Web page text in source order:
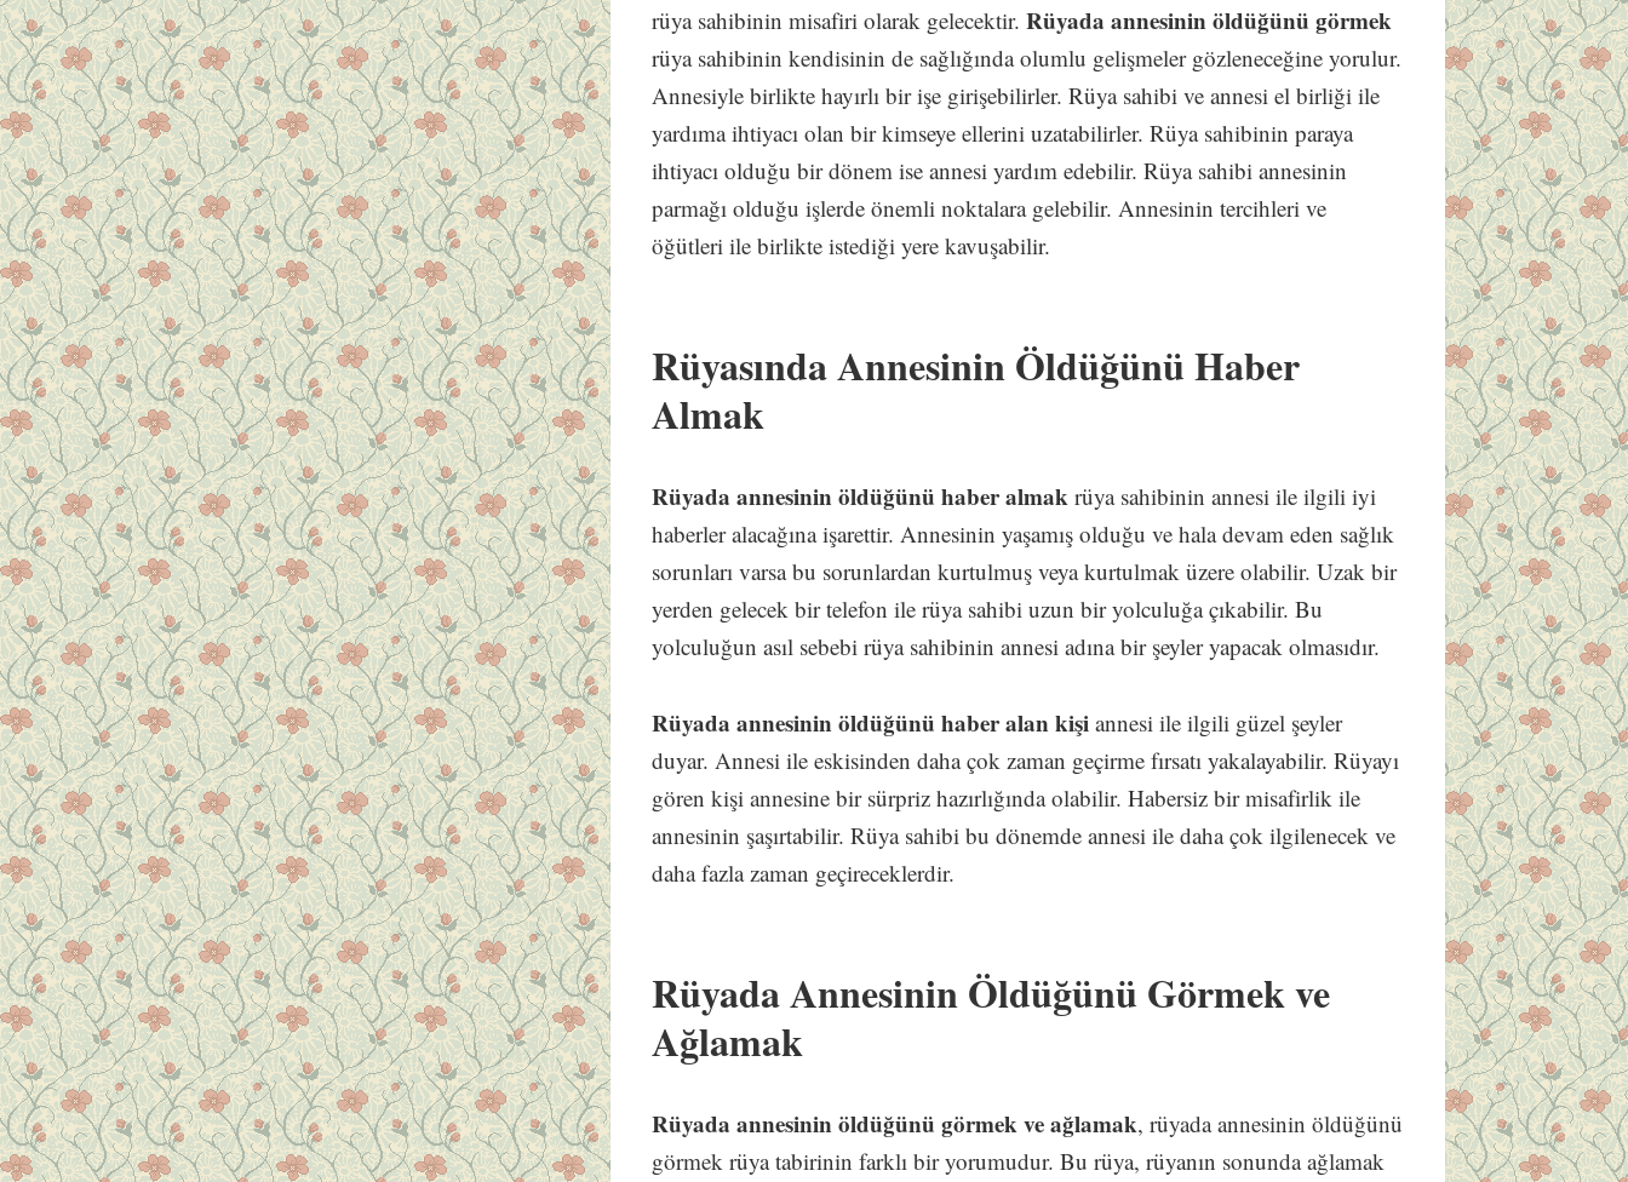
rüya sahibinin misafiri olarak gelecektir.Rüyada annesinin öldüğünü görmek
rüya sahibinin kendisinin de sağlığında olumlu gelişmeler gözleneceğine yorulur.
Annesiyle birlikte hayırlı bir işe girişebilirler. Rüya sahibi ve annesi el birliği ile
yardıma ihtiyacı olan bir kimseye ellerini uzatabilirler. Rüya sahibinin paraya
ihtiyacı olduğu bir dönem ise annesi yardım edebilir. Rüya sahibi annesinin
parmağı olduğu işlerde önemli noktalara gelebilir. Annesinin tercihleri ve
öğütleri ile birlikte istediği yere kavuşabilir.
Rüyasında Annesinin Öldüğünü Haber
Almak
Rüyada annesinin öldüğünü haber almak rüya sahibinin annesi ile ilgili iyi
haberler alacağına işarettir. Annesinin yaşamış olduğu ve hala devam eden sağlık
sorunları varsa bu sorunlardan kurtulmuş veya kurtulmak üzere olabilir. Uzak bir
yerden gelecek bir telefon ile rüya sahibi uzun bir yolculuğa çıkabilir. Bu
yolculuğun asıl sebebi rüya sahibinin annesi adına bir şeyler yapacak olmasıdır.
Rüyada annesinin öldüğünü haber alan kişi annesi ile ilgili güzel şeyler
duyar. Annesi ile eskisinden daha çok zaman geçirme fırsatı yakalayabilir. Rüyayı
gören kişi annesine bir sürpriz hazırlığında olabilir. Habersiz bir misafirlik ile
annesinin şaşırtabilir. Rüya sahibi bu dönemde annesi ile daha çok ilgilenecek ve
daha fazla zaman geçireceklerdir.
Rüyada Annesinin Öldüğünü Görmek ve
Ağlamak
Rüyada annesinin öldüğünü görmek ve ağlamak, rüyada annesinin öldüğünü
görmek rüya tabirinin farklı bir yorumudur. Bu rüya, rüyanın sonunda ağlamak